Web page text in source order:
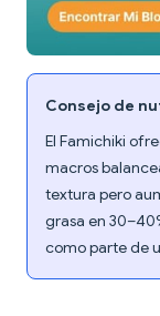
Consejo de
El Famichiki
macros
textura pero
grasa en
como parte de